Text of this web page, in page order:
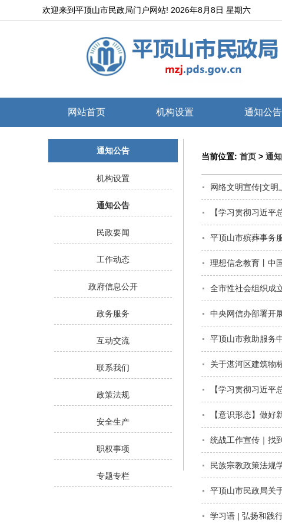
欢迎来到平顶山市民政局门户网站! 2026年8月8日 星期六
网站首页 机构设置 通知公告
通知公告
机构设置
通知公告
民政要闻
工作动态
政府信息公开
政务服务
互动交流
联系我们
政策法规
安全生产
职权事项
专题专栏
当前位置: 首页 > 通
网络文明宣传|文明
【学习贯彻习近
理想信念教育丨中
全市性社会组织成
中央网信办部署开
关于湛河区建筑物
【意识形态】做好
统战工作宣传｜找
民族宗教政策法规
平顶山市民政局关
学习语 | 弘扬和践